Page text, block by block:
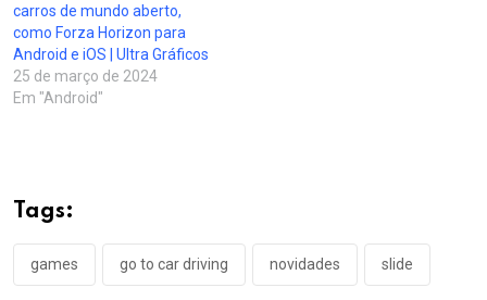
carros de mundo aberto,
como Forza Horizon para
Android e iOS | Ultra Gráficos
25 de março de 2024
Em "Android"
Tags:
games go to car driving novidades slide